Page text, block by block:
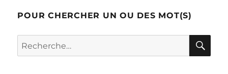
POUR CHERCHER UN OU DES MOT(S)
Recherche
pour :